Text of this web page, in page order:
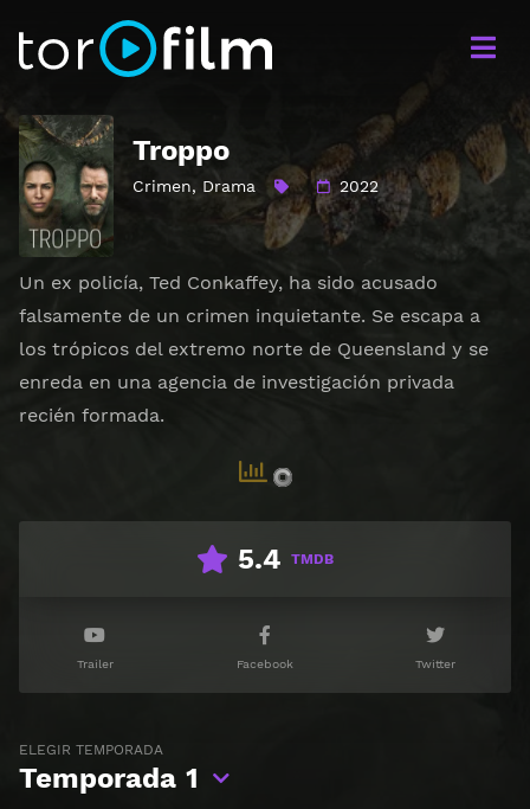
Troppo
Crimen, Drama 2022
Un ex policía, Ted Conkaffey, ha sido acusado
falsamente de un crimen inquietante. Se escapa a
los trópicos del extremo norte de Queensland y se
enreda en una agencia de investigación privada
recién formada.
5.4 TMDB
Trailer Facebook Twitter
ELEGIR TEMPORADA
Temporada 1